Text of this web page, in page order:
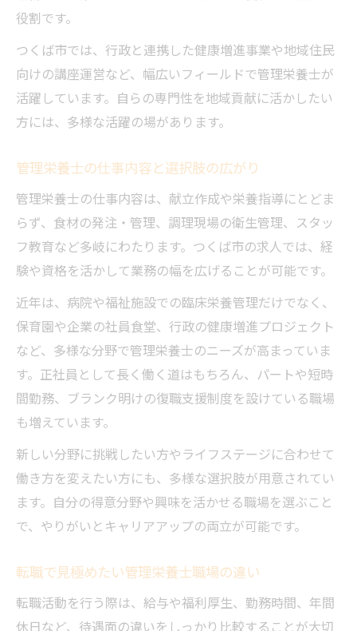
ント
管理栄養士が年収アップを目指す転職戦略
待遇重視で探す管理栄養士の求人トレンド
ブランクや未経験者にも開かれた管理栄養士の
未経験やブランクから管理栄養士として再
スタート
研修充実の管理栄養士求人で安心して働く
コツ
管理栄養士が挑戦しやすい職場の特徴とは
教育体制が整った管理栄養士の転職先の選
び方
未経験歓迎の管理栄養士求人で実務経験を
積む
役割です。
つくば市では、行政と連携した健康増進事業や地域住民
向けの講座運営など、幅広いフィールドで管理栄養士が
活躍しています。自らの専門性を地域貢献に活かしたい
方には、多様な活躍の場があります。
管理栄養士の仕事内容と選択肢の広がり
管理栄養士の仕事内容は、献立作成や栄養指導にとどま
らず、食材の発注・管理、調理現場の衛生管理、スタッ
フ教育など多岐にわたります。つくば市の求人では、経
験や資格を活かして業務の幅を広げることが可能です。
近年は、病院や福祉施設での臨床栄養管理だけでなく、
保育園や企業の社員食堂、行政の健康増進プロジェクト
など、多様な分野で管理栄養士のニーズが高まっていま
す。正社員として長く働く道はもちろん、パートや短時
間勤務、ブランク明けの復職支援制度を設けている職場
も増えています。
新しい分野に挑戦したい方やライフステージに合わせて
働き方を変えたい方にも、多様な選択肢が用意されてい
ます。自分の得意分野や興味を活かせる職場を選ぶこと
で、やりがいとキャリアアップの両立が可能です。
転職で見極めたい管理栄養士職場の違い
転職活動を行う際は、給与や福利厚生、勤務時間、年間
休日など、待遇面の違いをしっかり比較することが大切